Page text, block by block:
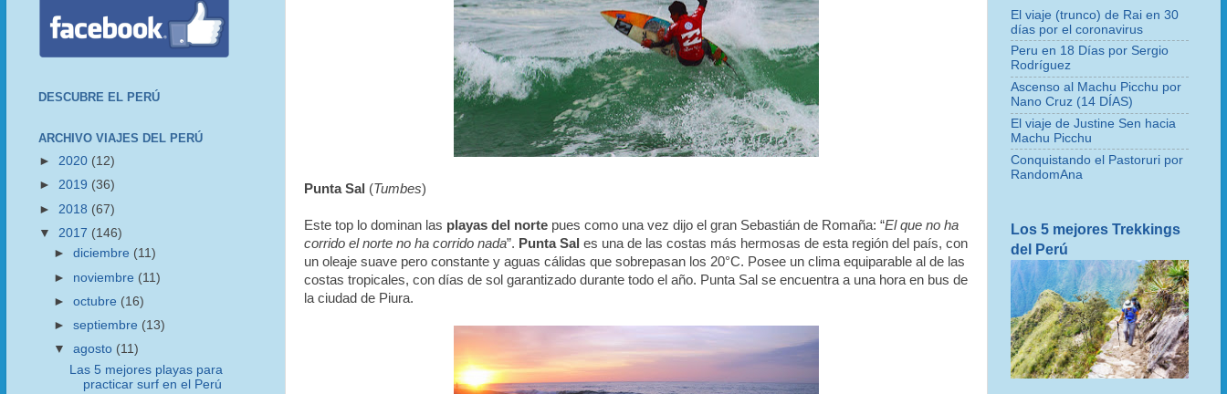
Punta Sal (Tumbes)
Este top lo dominan las playas del norte pues como una vez dijo el gran Sebastián de Romaña: “El que no ha
corrido el norte no ha corrido nada”. Punta Sal es una de las costas más hermosas de esta región del país, con
un oleaje suave pero constante y aguas cálidas que sobrepasan los 20°C. Posee un clima equiparable al de las
costas tropicales, con días de sol garantizado durante todo el año. Punta Sal se encuentra a una hora en bus de
la ciudad de Piura.
DESCUBRE EL PERÚ
ARCHIVO VIAJES DEL PERÚ
► 2020 (12)
► 2019 (36)
► 2018 (67)
▼ 2017 (146)
►diciembre (11)
► noviembre (11)
►octubre (16)
►septiembre (13)
▼agosto (11)
Las 5 mejores playas para
practicar surf en el Perú
El viaje (trunco) de Rai en 30
días por el coronavirus
Peru en 18 Días por Sergio
Rodríguez
Ascenso al Machu Picchu por
Nano Cruz (14 DÍAS)
El viaje de Justine Sen hacia
Machu Picchu
Conquistando el Pastoruri por
RandomAna
Los 5 mejores Trekkings
del Perú